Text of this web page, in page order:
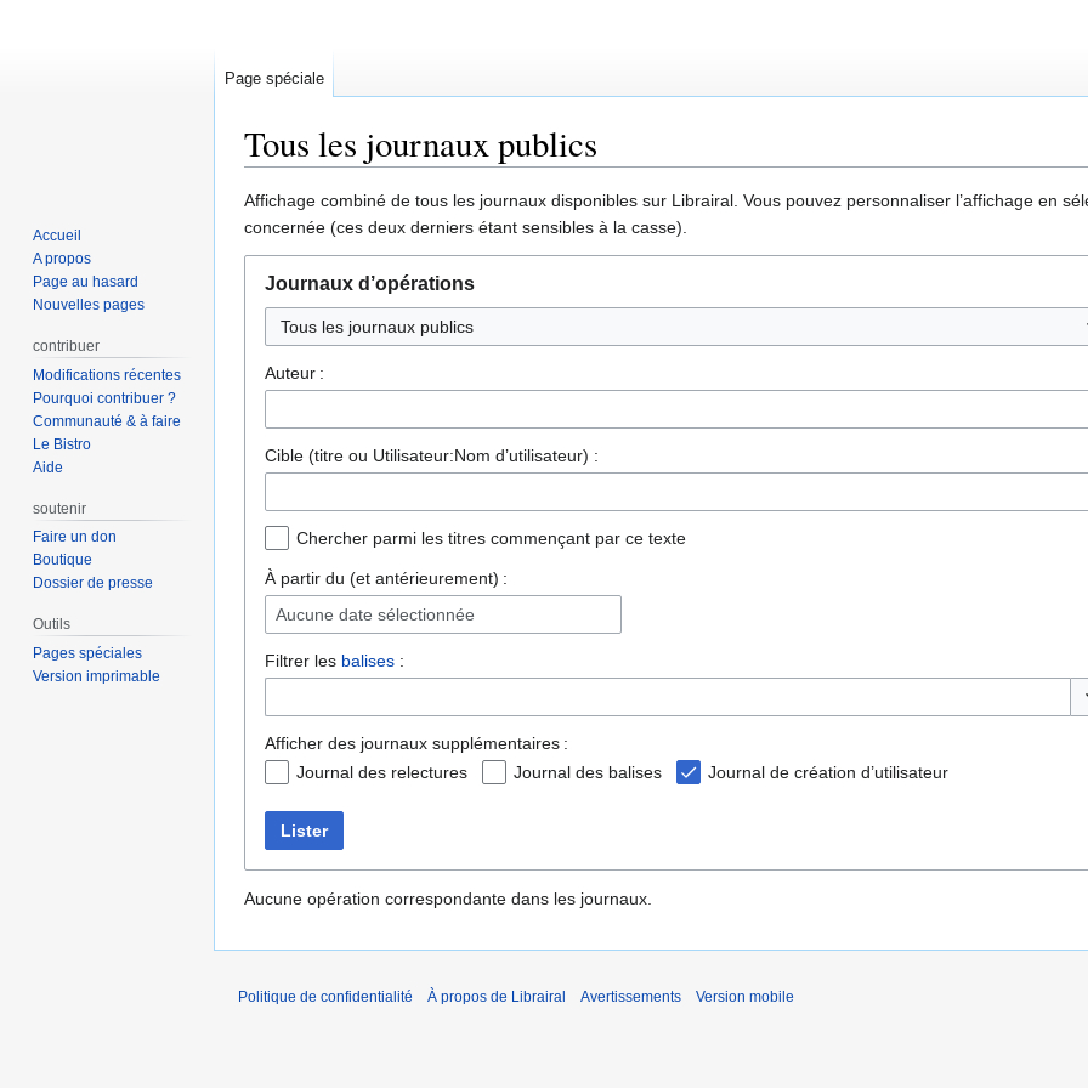
Tous les journaux publics
Aller
à
la
navigation
Aller
à
la
recherche
Affichage combiné de tous les journaux disponibles sur Librairal. Vous pouvez personnaliser l’affichage en
concernée (ces deux derniers étant sensibles à la casse).
Journaux d’opérations
Tous les journaux publics
Auteur :
Cible (titre ou Utilisateur:Nom d’utilisateur) :
Chercher parmi les titres commençant par ce texte
À partir du (et antérieurement) :
Aucune date sélectionnée
Filtrer les balises :
Afficher des journaux supplémentaires :
Journal des relectures
Journal des balises Journal de création d’utilisateur
Lister
Aucune opération correspondante dans les journaux.
Page spéciale
Accueil
A propos
Page au hasard
Nouvelles pages
contribuer
Modifications récentes
Pourquoi contribuer ?
Communauté & à faire
Le Bistro
Aide
soutenir
Faire un don
Boutique
Dossier de presse
Outils
Pages spéciales
Version imprimable
Politique de confidentialité À propos de Librairal Avertissements Version mobile